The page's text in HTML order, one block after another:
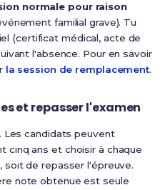
normale pour raison
familial grave). Tu
(certificat médical, acte de
l'absence. Pour en savoir
la session de remplacement.
et repasser l'examen
Les candidats peuvent
cinq ans et choisir à chaque
de repasser l'épreuve.
note obtenue est seule